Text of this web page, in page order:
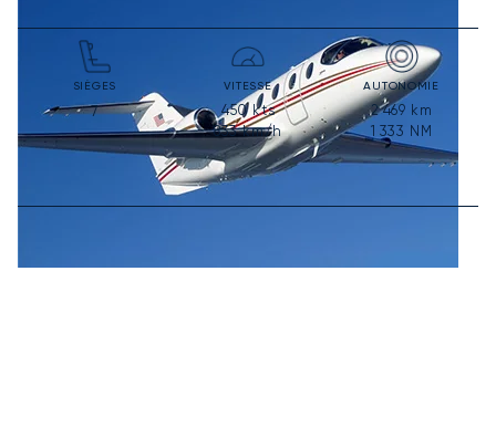
SIÈGES
7
VITESSE
450kts
833km/h
AUTONOMIE
2 469 km
1 333 NM